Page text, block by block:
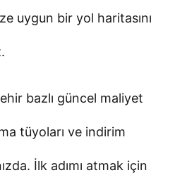
uygun bir yol haritasını
bazlı güncel maliyet
tüyoları ve indirim
İlk adımı atmak için